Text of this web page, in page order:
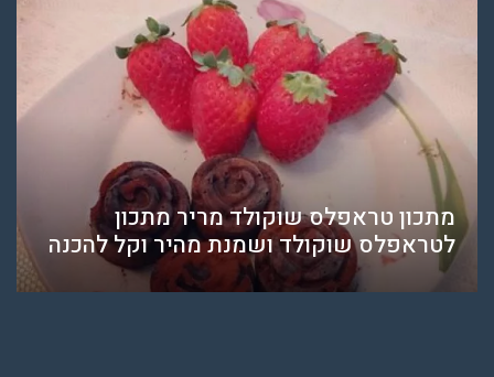
מתכון טראפלס שוקולד מריר מתכון
לטראפלס שוקולד ושמנת מהיר וקל להכנה